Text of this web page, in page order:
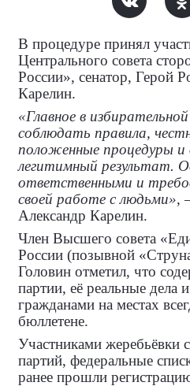
В процедуре принял
Центрального совета
России», сенатор, Герой
Карелин.
«Главное в
соблюдать правила,
положенные процедуры и
легитимный результат.
ответственными и
своей работе с людьми»,
Александр Карелин.
Член Высшего совета
России (позывной
Головин отметил, что
партии, её реальные дела
гражданами на местах
бюллетене.
Участниками жеребьёвки
партий, федеральные
ранее прошли